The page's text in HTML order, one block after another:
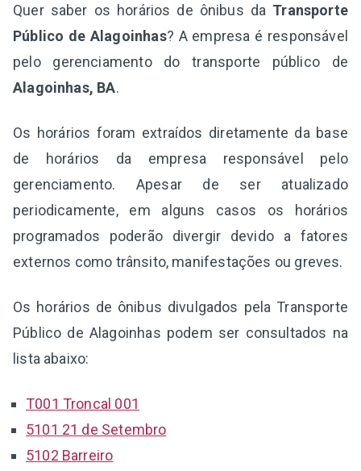
Quer saber os horários de ônibus da Transporte
Público de Alagoinhas? A empresa é responsável
pelo gerenciamento do transporte público de
Alagoinhas, BA.
Os horários foram extraídos diretamente da base
de horários da empresa responsável pelo
gerenciamento. Apesar de ser atualizado
periodicamente, em alguns casos os horários
programados poderão divergir devido a fatores
externos como trânsito, manifestações ou greves.
Os horários de ônibus divulgados pela Transporte
Público de Alagoinhas podem ser consultados na
lista abaixo:
T001 Troncal 001
5101 21 de Setembro
5102 Barreiro